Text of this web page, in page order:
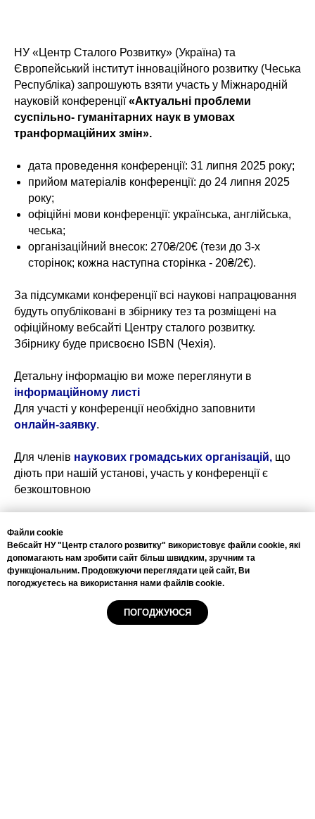
Файли cookie
Вебсайт НУ "Центр сталого розвитку" використовує файли cookie, які
допомагають нам зробити сайт більш швидким, зручним та
функціональним. Продовжуючи переглядати цей сайт, Ви
погоджуєтесь на використання нами файлів cookie.
ПОГОДЖУЮСЯ
НУ «Центр Сталого Розвитку» (Україна) та
Європейський інститут інноваційного розвитку (Чеська
Республіка) запрошують взяти участь у Міжнародній
науковій конференції«Актуальні проблеми
суспільно- гуманітарних наук в умовах
транформаційних змін».
дата проведення конференції: 31 липня 2025 року;
прийом матеріалів конференції: до 24 липня 2025
року;
офіційні мови конференції: українська, англійська,
чеська;
організаційний внесок: 270₴/20€ (тези до 3-х
сторінок; кожна наступна сторінка - 20₴/2€).
За підсумками конференції всі наукові напрацювання
будуть опубліковані в збірнику тез та розміщені на
офіційному вебсайті Центру сталого розвитку.
Збірнику буде присвоєно ISBN (Чехія).
Детальну інформацію ви може переглянути в
інформаційному листі
Для участі у конференції необхідно заповнити
онлайн-заявку.
Для членів наукових громадських організацій, що
діють при нашій установі, участь у конференції є
безкоштовною
+38(044)222-5889
+38(067)333-4556
info@csr.com.ua